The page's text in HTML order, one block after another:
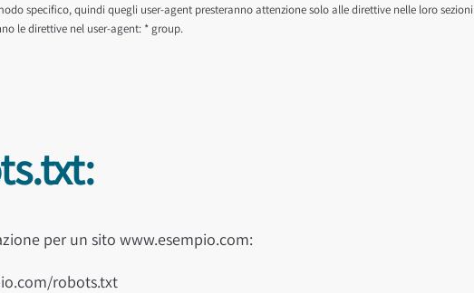
specifico, quindi quegli user-agent presteranno attenzione solo alle direttive nelle loro sezioni
le direttive nel user-agent: * group.
per un sito www.esempio.com:
robots.txt